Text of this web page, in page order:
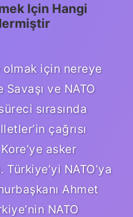
Için Hangi
olmak için nereye
ve NATO
sırasında
çağrısı
asker
Türkiye’yi NATO’ya
Ahmet
NATO